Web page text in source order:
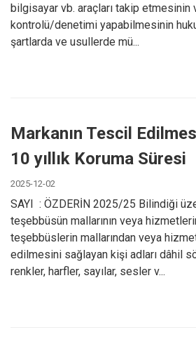
bilgisayar vb. araçları takip etmesinin
kontrolü/denetimi yapabilmesinin
şartlarda ve usullerde mü...
Markanın Tescil
10 yıllık Koruma Süresi
2025-12-02
SAYI : ÖZDERİN 2025/25 Bilindiği
teşebbüsün mallarının veya
teşebbüslerin mallarından veya
edilmesini sağlayan kişi adları dâhil
renkler, harfler, sayılar, sesler v...